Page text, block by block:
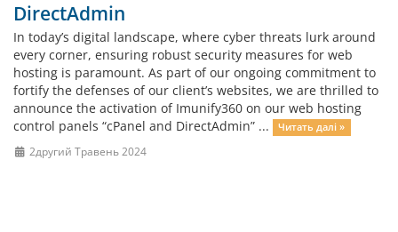
DirectAdmin
In today’s digital landscape, where cyber threats lurk around
every corner, ensuring robust security measures for web
hosting is paramount. As part of our ongoing commitment to
fortify the defenses of our client’s websites, we are thrilled to
announce the activation of Imunify360 on our web hosting
control panels “cPanel and DirectAdmin” ...
Читать далі »
2другий Травень 2024